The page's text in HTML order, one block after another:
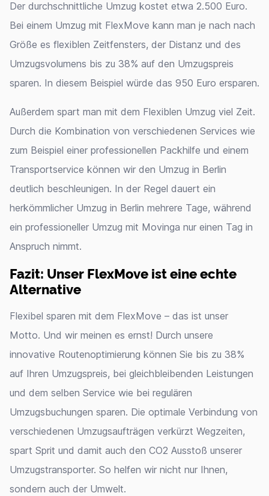
Der durchschnittliche Umzug kostet etwa 2.500 Euro.
Bei einem Umzug mit FlexMove kann man je nach nach
Größe es flexiblen Zeitfensters, der Distanz und des
Umzugsvolumens bis zu 38% auf den Umzugspreis
sparen. In diesem Beispiel würde das 950 Euro ersparen.
Außerdem spart man mit dem Flexiblen Umzug viel Zeit.
Durch die Kombination von verschiedenen Services wie
zum Beispiel einer professionellen Packhilfe und einem
Transportservice können wir den Umzug in Berlin
deutlich beschleunigen. In der Regel dauert ein
herkömmlicher Umzug in Berlin mehrere Tage, während
ein professioneller Umzug mit Movinga nur einen Tag in
Anspruch nimmt.
Fazit: Unser FlexMove ist eine echte
Alternative
Flexibel sparen mit dem FlexMove – das ist unser
Motto. Und wir meinen es ernst! Durch unsere
innovative Routenoptimierung können Sie bis zu 38%
auf Ihren Umzugspreis, bei gleichbleibenden Leistungen
und dem selben Service wie bei regulären
Umzugsbuchungen sparen. Die optimale Verbindung von
verschiedenen Umzugsaufträgen verkürzt Wegzeiten,
spart Sprit und damit auch den CO2 Ausstoß unserer
Umzugstransporter. So helfen wir nicht nur Ihnen,
sondern auch der Umwelt.